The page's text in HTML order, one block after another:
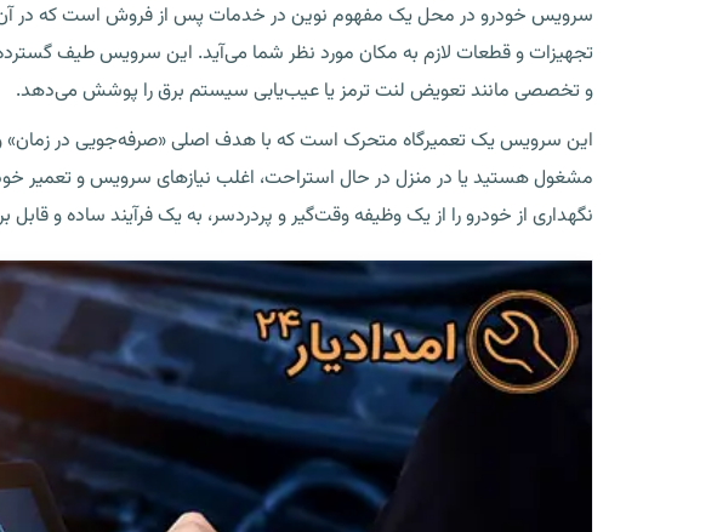
سرویس خودرو در محل یک مفهوم نوین در خدمات پس از فروش است که در آن،
تجهیزات و قطعات لازم به مکان مورد نظر شما می‌آید. این سرویس طیف
و تخصصی مانند تعویض لنت ترمز یا عیب‌یابی سیستم برق را پوشش می‌دهد.
این سرویس یک تعمیرگاه متحرک است که با هدف اصلی «صرفه‌جویی در زمان»
مشغول هستید یا در منزل در حال استراحت، اغلب نیازهای سرویس و تعمیر
نگهداری از خودرو را از یک وظیفه وقت‌گیر و پردردسر، به یک فرآیند ساده و قابل